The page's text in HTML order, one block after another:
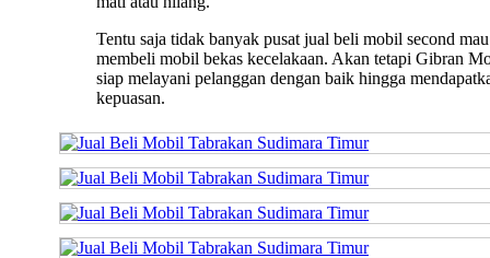
Tentu saja tidak banyak pusat jual beli mobil second mau
membeli mobil bekas kecelakaan. Akan tetapi Gibran
siap melayani pelanggan dengan baik hingga
kepuasan.